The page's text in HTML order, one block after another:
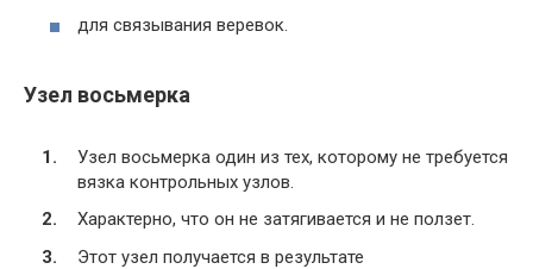
для связывания веревок.
Узел восьмерка
Узел восьмерка один из тех, которому не требуется
вязка контрольных узлов.
Характерно, что он не затягивается и не ползет.
Этот узел получается в результате